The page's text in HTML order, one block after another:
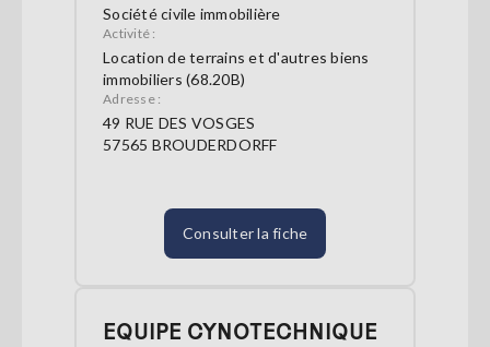
Société civile immobilière
Activité :
Location de terrains et d'autres biens
immobiliers (68.20B)
Adresse :
49 RUE DES VOSGES
57565 BROUDERDORFF
Consulter la fiche
EQUIPE CYNOTECHNIQUE